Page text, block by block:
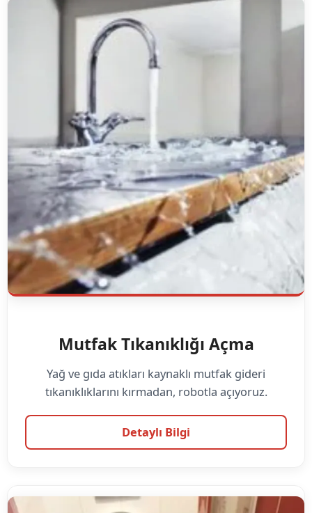
Mutfak Tıkanıklığı Açma
Yağ ve gıda atıkları kaynaklı mutfak gideri
tıkanıklıklarını kırmadan, robotla açıyoruz.
Detaylı Bilgi